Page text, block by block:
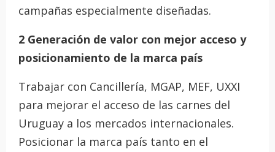
campañas especialmente diseñadas.
2 Generación de valor con mejor acceso y
posicionamiento de la marca país
Trabajar con Cancillería, MGAP, MEF, UXXI
para mejorar el acceso de las carnes del
Uruguay a los mercados internacionales.
Posicionar la marca país tanto en el